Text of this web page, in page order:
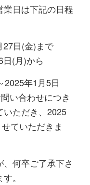
日は下記の日程
27日(金)まで
(月)から
2025年1月5日
い合わせにつき
いただき、2025
ていただきま
何卒ご了承下さ
。